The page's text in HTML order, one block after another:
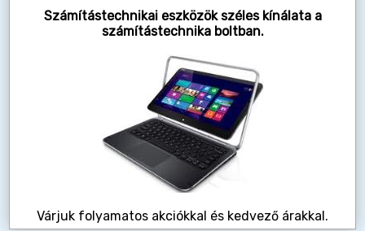
Számítástechnikai eszközök széles kínálata a
számítástechnika boltban.
Várjuk folyamatos akciókkal és kedvező árakkal.